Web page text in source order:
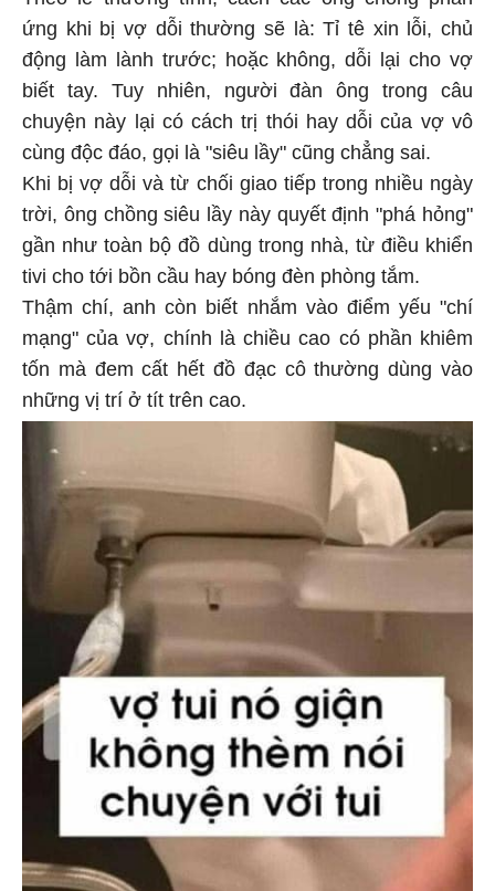
ứng khi bị vợ dỗi thường sẽ là: Tỉ tê xin lỗi, chủ
động làm lành trước; hoặc không, dỗi lại cho vợ
biết tay. Tuy nhiên, người đàn ông trong câu
chuyện này lại có cách trị thói hay dỗi của vợ vô
cùng độc đáo, gọi là "siêu lầy" cũng chẳng sai.
Khi bị vợ dỗi và từ chối giao tiếp trong nhiều ngày
trời, ông chồng siêu lầy này quyết định "phá hỏng"
gần như toàn bộ đồ dùng trong nhà, từ điều khiển
tivi cho tới bồn cầu hay bóng đèn phòng tắm.
Thậm chí, anh còn biết nhắm vào điểm yếu "chí
mạng" của vợ, chính là chiều cao có phần khiêm
tốn mà đem cất hết đồ đạc cô thường dùng vào
những vị trí ở tít trên cao.